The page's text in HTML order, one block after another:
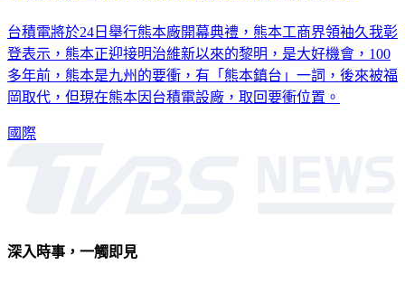
台積電將於24日舉行熊本廠開幕典禮，熊本工商界領袖久我彰
登表示，熊本正迎接明治維新以來的黎明，是大好機會，100
多年前，熊本是九州的要衝，有「熊本鎮台」一詞，後來被福
岡取代，但現在熊本因台積電設廠，取回要衝位置。
國際
深入時事，一觸即見